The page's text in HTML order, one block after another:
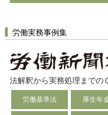
労働実務事例集
法解釈から実務処理までの
労働基準法 厚生年